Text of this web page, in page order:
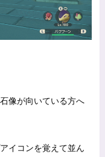
像が向いている方へ
イコンを覚えて並ん